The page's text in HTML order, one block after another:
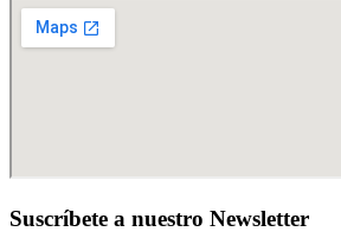
Suscríbete a nuestro Newsletter